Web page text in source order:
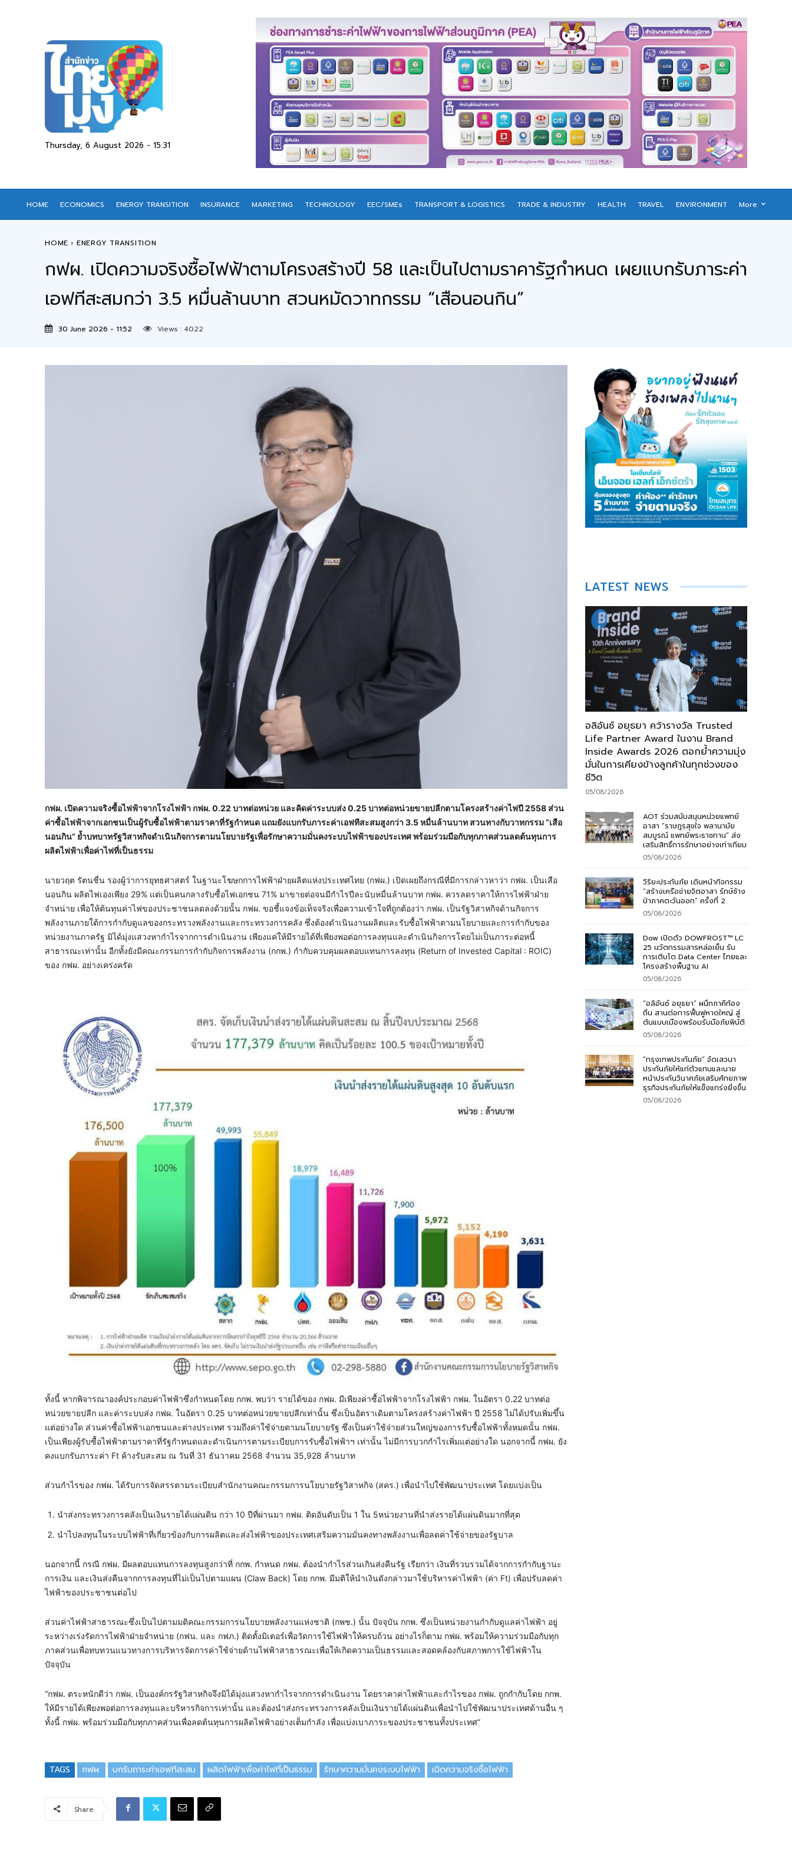
Thursday, 6 August 2026 - 15:31
HOME ECONOMICS ENERGY TRANSITION INSURANCE MARKETING TECHNOLOGY EEC/SMEs TRANSPORT & LOGISTICS TRADE & INDUSTRY HEALTH TRAVEL ENVIRONMENT More
HOME ENERGY TRANSITION
กฟผ. เปิดความจริงซื้อไฟฟ้าตามโครงสร้างปี 58 และเป็นไปตามราคารัฐกำหนด เผยแบกรับภาระค่า
เอฟทีสะสมกว่า 3.5 หมื่นล้านบาท สวนหมัดวาทกรรม “เสือนอนกิน”
30 June 2026 - 11:52 Views : 4022
กฟผ. เปิดความจริงซื้อไฟฟ้าจากโรงไฟฟ้า กฟผ. 0.22 บาทต่อหน่วย และคิดค่าระบบส่ง 0.25 บาทต่อหน่วยขายปลีกตามโครงสร้างค่าไฟปี 2558 ส่วน
ค่าซื้อไฟฟ้าจากเอกชนเป็นผู้รับซื้อไฟฟ้าตามราคาที่รัฐกำหนด แถมยังแบกรับภาระค่าเอฟทีสะสมสูงกว่า 3.5 หมื่นล้านบาท สวนทางกับวาทกรรม “เสือ
นอนกิน” ย้ำบทบาทรัฐวิสาหกิจดำเนินกิจการตามนโยบายรัฐเพื่อรักษาความมั่นคงระบบไฟฟ้าของประเทศ พร้อมร่วมมือกับทุกภาคส่วนลดต้นทุนการ
ผลิตไฟฟ้าเพื่อค่าไฟที่เป็นธรรม
นายวฤต รัตนชื่น รองผู้ว่าการยุทธศาสตร์ ในฐานะโฆษกการไฟฟ้าฝ่ายผลิตแห่งประเทศไทย (กฟผ.) เปิดเผยถึงกรณีที่มีการกล่าวหาว่า กฟผ. เป็นเสือ
นอนกิน ผลิตไฟเองเพียง 29% แต่เป็นคนกลางรับซื้อไฟเอกชน 71% มาขายต่อจนมีกำไรปีละนับหมื่นล้านบาท กฟผ. ควรลดราคาให้การไฟฟ้าฝ่าย
จำหน่าย เพื่อให้ต้นทุนค่าไฟของประชาชนลดลงด้วยนั้น กฟผ. ขอชี้แจงข้อเท็จจริงเพื่อความเข้าใจที่ถูกต้องว่า กฟผ. เป็นรัฐวิสาหกิจด้านกิจการ
พลังงานภายใต้การกำกับดูแลของกระทรวงพลังงานและกระทรวงการคลัง ซึ่งต้องดำเนินงานผลิตและรับซื้อไฟฟ้าตามนโยบายและการกำกับของ
หน่วยงานภาครัฐ มิได้มุ่งแสวงหากำไรจากการดำเนินงาน เพียงแค่ให้มีรายได้ที่เพียงพอต่อการลงทุนและดำเนินกิจการโดยไม่เป็นภาระต่อหนี้
สาธารณะเท่านั้น อีกทั้งยังมีคณะกรรมการกำกับกิจการพลังงาน (กกพ.) กำกับควบคุมผลตอบแทนการลงทุน (Return of Invested Capital : ROIC)
ของ กฟผ. อย่างเคร่งครัด
ทั้งนี้ หากพิจารณาองค์ประกอบค่าไฟฟ้าซึ่งกำหนดโดย กกพ. พบว่า รายได้ของ กฟผ. มีเพียงค่าซื้อไฟฟ้าจากโรงไฟฟ้า กฟผ. ในอัตรา 0.22 บาทต่อ
หน่วยขายปลีก และค่าระบบส่ง กฟผ. ในอัตรา 0.25 บาทต่อหน่วยขายปลีกเท่านั้น ซึ่งเป็นอัตราเดิมตามโครงสร้างค่าไฟฟ้า ปี 2558 ไม่ได้ปรับเพิ่มขึ้น
แต่อย่างใด ส่วนค่าซื้อไฟฟ้าเอกชนและต่างประเทศ รวมถึงค่าใช้จ่ายตามนโยบายรัฐ ซึ่งเป็นค่าใช้จ่ายส่วนใหญ่ของการรับซื้อไฟฟ้าทั้งหมดนั้น กฟผ.
เป็นเพียงผู้รับซื้อไฟฟ้าตามราคาที่รัฐกำหนดและดำเนินการตามระเบียบการรับซื้อไฟฟ้าฯ เท่านั้น ไม่มีการบวกกำไรเพิ่มแต่อย่างใด นอกจากนี้ กฟผ. ยัง
คงแบกรับภาระค่า Ft ค้างรับสะสม ณ วันที่ 31 ธันวาคม 2568 จำนวน 35,928 ล้านบาท
ส่วนกำไรของ กฟผ. ได้รับการจัดสรรตามระเบียบสำนักงานคณะกรรมการนโยบายรัฐวิสาหกิจ (สคร.) เพื่อนำไปใช้พัฒนาประเทศ โดยแบ่งเป็น
นำส่งกระทรวงการคลังเป็นเงินรายได้แผ่นดิน กว่า 10 ปีที่ผ่านมา กฟผ. ติดอันดับเป็น 1 ใน 5หน่วยงานที่นำส่งรายได้แผ่นดินมากที่สุด
นำไปลงทุนในระบบไฟฟ้าที่เกี่ยวข้องกับการผลิตและส่งไฟฟ้าของประเทศเสริมความมั่นคงทางพลังงานเพื่อลดค่าใช้จ่ายของรัฐบาล
นอกจากนี้ กรณี กฟผ. มีผลตอบแทนการลงทุนสูงกว่าที่ กกพ. กำหนด กฟผ. ต้องนำกำไรส่วนเกินส่งคืนรัฐ เรียกว่า เงินที่รวบรวมได้จากการกำกับฐานะ
การเงิน และเงินส่งคืนจากการลงทุนที่ไม่เป็นไปตามแผน (Claw Back) โดย กกพ. มีมติให้นำเงินดังกล่าวมาใช้บริหารค่าไฟฟ้า (ค่า Ft) เพื่อปรับลดค่า
ไฟฟ้าของประชาชนต่อไป
ส่วนค่าไฟฟ้าสาธารณะซึ่งเป็นไปตามมติคณะกรรมการนโยบายพลังงานแห่งชาติ (กพช.) นั้น ปัจจุบัน กกพ. ซึ่งเป็นหน่วยงานกำกับดูแลค่าไฟฟ้า อยู่
ระหว่างเร่งรัดการไฟฟ้าฝ่ายจำหน่าย (กฟน. และ กฟภ.) ติดตั้งมิเตอร์เพื่อวัดการใช้ไฟฟ้าให้ครบถ้วน อย่างไรก็ตาม กฟผ. พร้อมให้ความร่วมมือกับทุก
ภาคส่วนเพื่อทบทวนแนวทางการบริหารจัดการค่าใช้จ่ายด้านไฟฟ้าสาธารณะเพื่อให้เกิดความเป็นธรรมและสอดคล้องกับสภาพการใช้ไฟฟ้าใน
ปัจจุบัน
“กฟผ. ตระหนักดีว่า กฟผ. เป็นองค์กรรัฐวิสาหกิจจึงมิได้มุ่งแสวงหากำไรจากการดำเนินงาน โดยราคาค่าไฟฟ้าและกำไรของ กฟผ. ถูกกำกับโดย กกพ.
ให้มีรายได้เพียงพอต่อการลงทุนและบริหารกิจการเท่านั้น และต้องนำส่งกระทรวงการคลังเป็นเงินรายได้แผ่นดินเพื่อนำไปใช้พัฒนาประเทศด้านอื่น ๆ
ทั้งนี้ กฟผ. พร้อมร่วมมือกับทุกภาคส่วนเพื่อลดต้นทุนการผลิตไฟฟ้าอย่างเต็มกำลัง เพื่อแบ่งเบาภาระของประชาชนทั้งประเทศ”
TAGS กฟผ. บกรับภาระค่าเอฟทีสะสม ผลิตไฟฟ้าเพื่อค่าไฟที่เป็นธรรม รักษาความมั่นคงระบบไฟฟ้า เปิดความจริงซื้อไฟฟ้า
Share
LATEST NEWS
อลิอันซ์ อยุธยา คว้ารางวัล Trusted
Life Partner Award ในงาน Brand
Inside Awards 2026 ตอกย้ำความมุ่ง
มั่นในการเคียงข้างลูกค้าในทุกช่วงของ
ชีวิต
05/08/2026
AOT ร่วมสนับสนุนหน่วยแพทย์
อาสา “ราษฎรสุขใจ พลานามัย
สมบูรณ์ แพทย์พระราชทาน” ส่ง
เสริมสิทธิ์การรักษาอย่างเท่าเทียม
05/08/2026
วิริยะประกันภัย เดินหน้ากิจกรรม
“สร้างเครือข่ายจิตอาสา รักษ์ช้าง
ป่าภาคตะวันออก” ครั้งที่ 2
05/08/2026
Dow เปิดตัว DOWFROST™ LC
25 นวัตกรรมสารหล่อเย็น รับ
การเติบโต Data Center ไทยและ
โครงสร้างพื้นฐาน AI
05/08/2026
“อลิอันซ์ อยุธยา” ผนึกภาคีท้อง
ถิ่น สานต่อการฟื้นฟูหาดใหญ่ สู่
ต้นแบบเมืองพร้อมรับมือภัยพิบัติ
05/08/2026
“กรุงเทพประกันภัย” จัดเสวนา
ประกันภัยให้แก่ตัวแทนและนาย
หน้าประกันวินาศภัยเสริมศักยภาพ
ธุรกิจประกันภัยให้แข็งแกร่งยิ่งขึ้น
05/08/2026